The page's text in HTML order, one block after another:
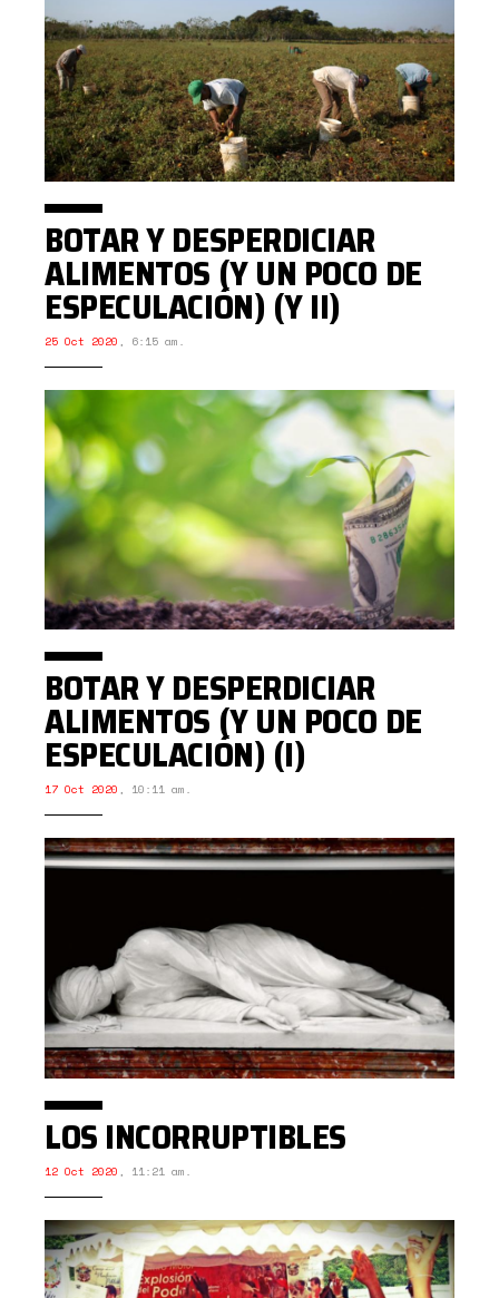
BOTAR Y DESPERDICIAR
ALIMENTOS (Y UN POCO DE
ESPECULACIÓN) (Y II)
25 Oct 2020 , 6:15 am.
BOTAR Y DESPERDICIAR
ALIMENTOS (Y UN POCO DE
ESPECULACIÓN) (I)
17 Oct 2020 , 10:11 am.
LOS INCORRUPTIBLES
12 Oct 2020 , 11:21 am.